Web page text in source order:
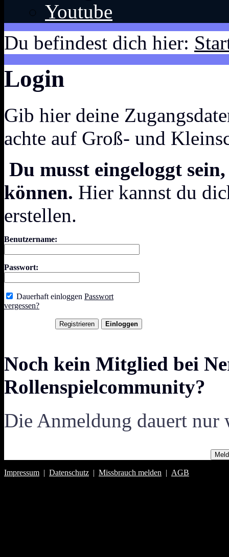
Youtube
Du befindest dich hier:
Login
Gib hier deine
achte auf Groß- und
Du musst eingeloggt
können. Hier kannst du
erstellen.
Benutzername:
Passwort:
Dauerhaft einloggen Passwort
vergessen?
Noch kein Mitglied bei
Rollenspielcommunity?
Die Anmeldung dauert
Impressum | Datenschutz | Missbrauch melden | AGB